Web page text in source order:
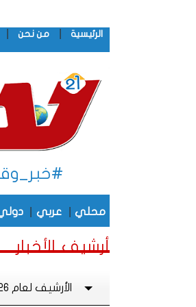
الرئيسية من نحن
محلي عربي
أرشيف الأخبار
الأرشيف لعام 2026م